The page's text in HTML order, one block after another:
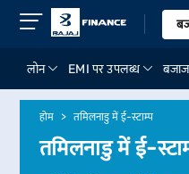
लोन EMI पर उपलब्ध
होम तमिलनाडु में ई-स्टाम्प
तमिलनाडु में ई-